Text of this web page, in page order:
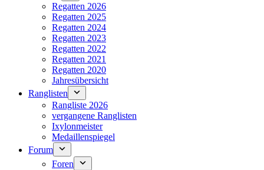
Regatten 2026
Regatten 2025
Regatten 2024
Regatten 2023
Regatten 2022
Regatten 2021
Regatten 2020
Jahresübersicht
Ranglisten
Rangliste 2026
vergangene Ranglisten
Ixylonmeister
Medaillenspiegel
Forum
Foren